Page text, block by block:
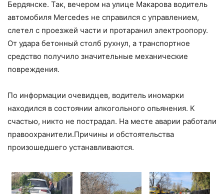
Бердянске. Так, вечером на улице Макарова водитель
автомобиля Mercedes не справился с управлением,
слетел с проезжей части и протаранил электроопору.
От удара бетонный столб рухнул, а транспортное
средство получило значительные механические
повреждения.
По информации очевидцев, водитель иномарки
находился в состоянии алкогольного опьянения. К
счастью, никто не пострадал. На месте аварии работали
правоохранители.Причины и обстоятельства
произошедшего устанавливаются.